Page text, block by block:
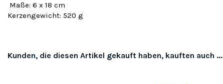
Maße: 6 x 18 cm
Kerzengewicht: 520 g
Kunden, die diesen Artikel gekauft haben, kauften auch ...